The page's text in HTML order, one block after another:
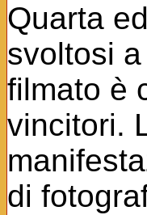
Quarta
svoltosi
filmato è
vincitori.
di